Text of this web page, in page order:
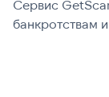
Сервис
банкротствам